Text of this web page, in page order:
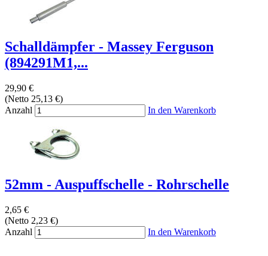
Schalldämpfer - Massey Ferguson
(894291M1,...
29,90 €
(Netto 25,13 €)
Anzahl
In den Warenkorb
52mm - Auspuffschelle - Rohrschelle
2,65 €
(Netto 2,23 €)
Anzahl
In den Warenkorb